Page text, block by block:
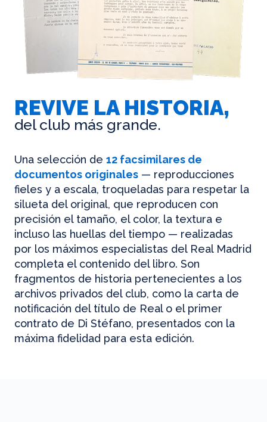
REVIVE LA HISTORIA,
del club más grande.
Una selección de 12 facsimilares de
documentos originales — reproducciones
fieles y a escala, troqueladas para respetar la
silueta del original, que reproducen con
precisión el tamaño, el color, la textura e
incluso las huellas del tiempo — realizadas
por los máximos especialistas del Real Madrid
completa el contenido del libro. Son
fragmentos de historia pertenecientes a los
archivos privados del club, como la carta de
notificación del título de Real o el primer
contrato de Di Stéfano, presentados con la
máxima fidelidad para esta edición.